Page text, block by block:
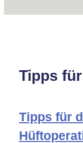
Tipps
Tipps für